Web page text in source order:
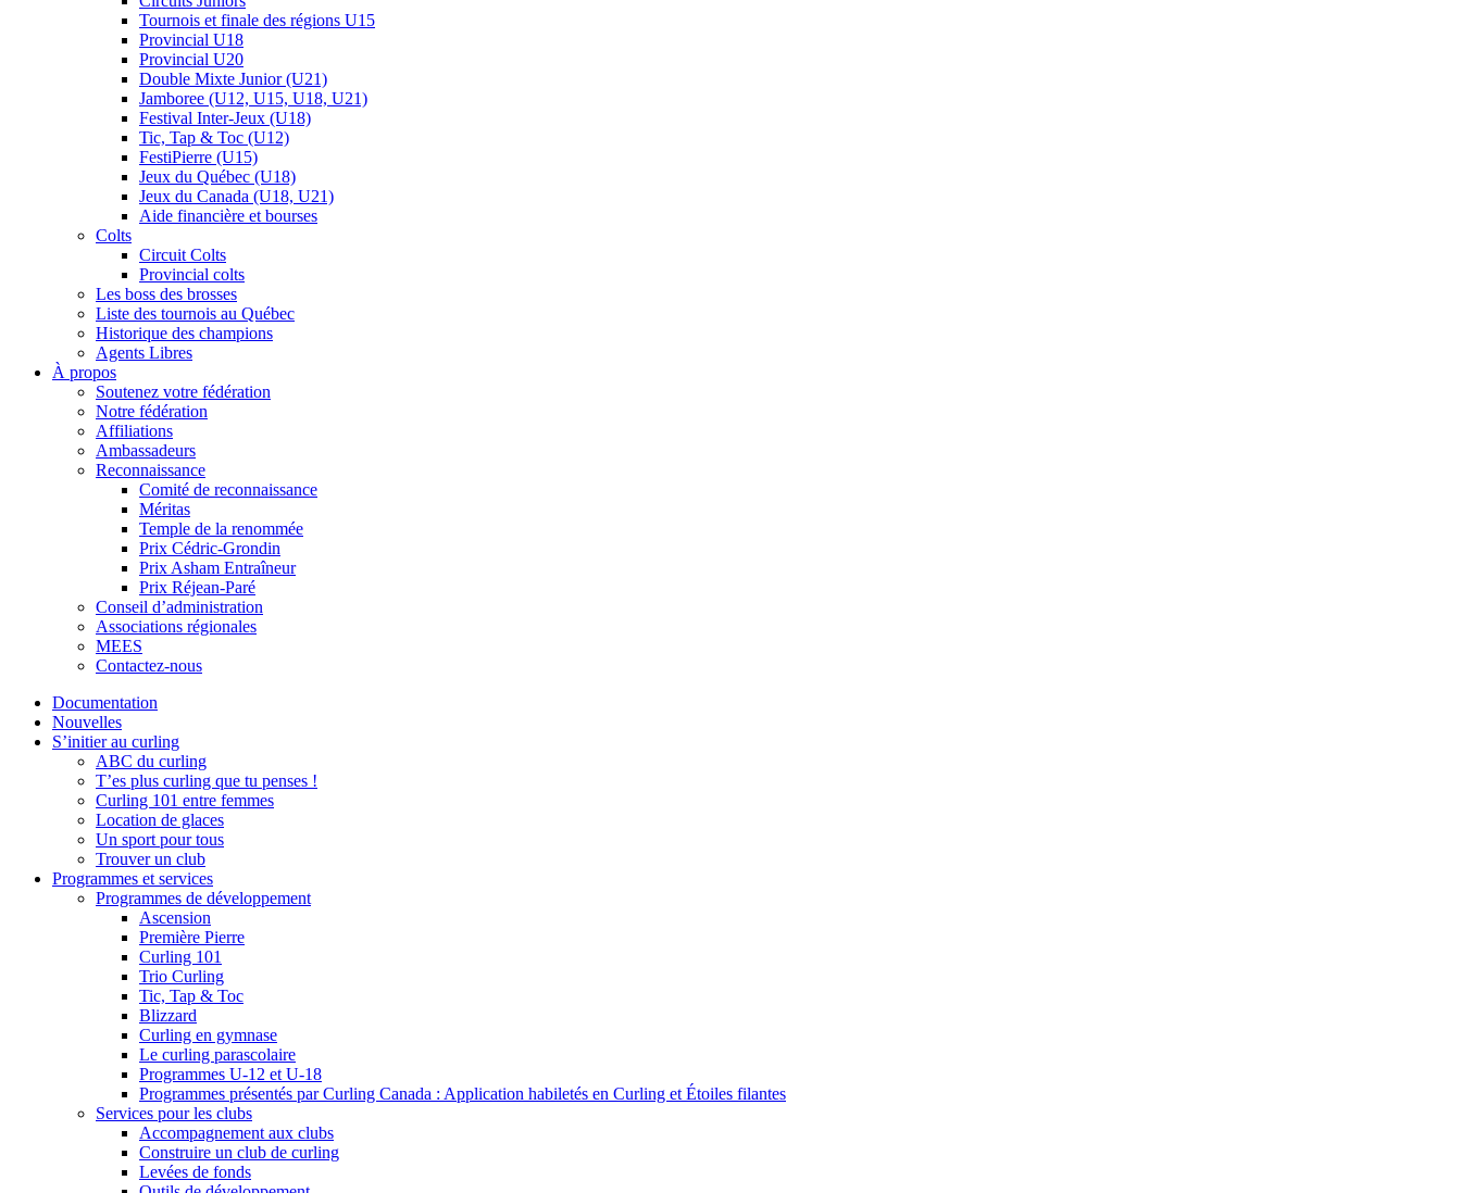
Tournois et finale des régions U15
Provincial U18
Provincial U20
Double Mixte Junior (U21)
Jamboree (U12, U15, U18, U21)
Festival Inter-Jeux (U18)
Tic, Tap & Toc (U12)
FestiPierre (U15)
Jeux du Québec (U18)
Jeux du Canada (U18, U21)
Aide financière et bourses
Colts
Circuit Colts
Provincial colts
Les boss des brosses
Liste des tournois au Québec
Historique des champions
Agents Libres
À propos
Soutenez votre fédération
Notre fédération
Affiliations
Ambassadeurs
Reconnaissance
Comité de reconnaissance
Méritas
Temple de la renommée
Prix Cédric-Grondin
Prix Asham Entraîneur
Prix Réjean-Paré
Conseil d’administration
Associations régionales
MEES
Contactez-nous
Documentation
Nouvelles
S’initier au curling
ABC du curling
T’es plus curling que tu penses !
Curling 101 entre femmes
Location de glaces
Un sport pour tous
Trouver un club
Programmes et services
Programmes de développement
Ascension
Première Pierre
Curling 101
Trio Curling
Tic, Tap & Toc
Blizzard
Curling en gymnase
Le curling parascolaire
Programmes U-12 et U-18
Programmes présentés par Curling Canada : Application habiletés en Curling et Étoiles filantes
Services pour les clubs
Accompagnement aux clubs
Construire un club de curling
Levées de fonds